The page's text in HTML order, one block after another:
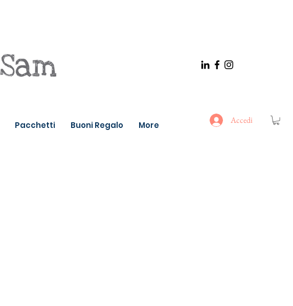
Pacchetti Buoni Regalo More Accedi